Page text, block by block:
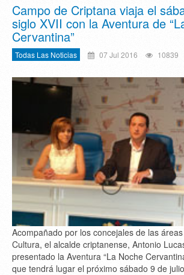
Campo de Criptana viaja el
siglo XVII con la Aventura de
Cervantina”
Todas Las Noticias 07 Jul 2016 10839
Acompañado por los concejales de las
Cultura, el alcalde criptanense, Antonio
presentado la Aventura “La Noche
que tendrá lugar el próximo sábado 9 de julio